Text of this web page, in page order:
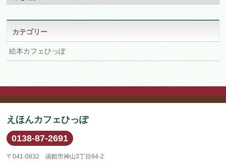
カ
カテゴリー
絵本カフェひっぽ
えほんカフェひっぽ
0138-87-2691
〒041-0832 函館市神山3丁目64-2